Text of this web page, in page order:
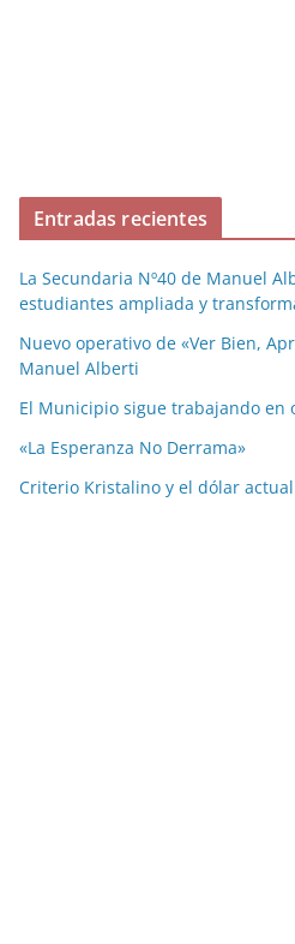
Entradas recientes
La Secundaria Nº40 de Manuel
estudiantes ampliada y
Nuevo operativo de «Ver Bien,
Manuel Alberti
El Municipio sigue trabajando en
«La Esperanza No Derrama»
Criterio Kristalino y el dólar